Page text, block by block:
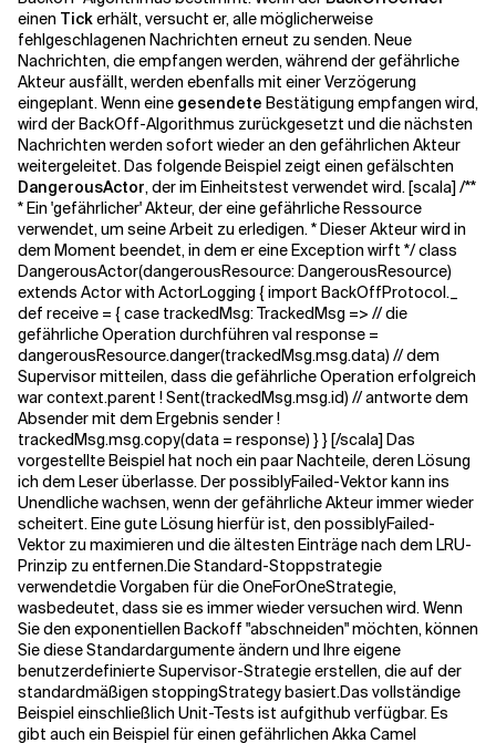
einen Tickerhält, versucht er, alle möglicherweise
fehlgeschlagenen Nachrichten erneut zu senden. Neue
Nachrichten, die empfangen werden, während der gefährliche
Akteur ausfällt, werden ebenfalls mit einer Verzögerung
eingeplant. Wenn eine gesendete Bestätigung empfangen wird,
wird der BackOff-Algorithmus zurückgesetzt und die nächsten
Nachrichten werden sofort wieder an den gefährlichen Akteur
weitergeleitet. Das folgende Beispiel zeigt einen gefälschten
DangerousActor, der im Einheitstest verwendet wird. [scala] /**
* Ein 'gefährlicher' Akteur, der eine gefährliche Ressource
verwendet, um seine Arbeit zu erledigen. * Dieser Akteur wird in
dem Moment beendet, in dem er eine Exception wirft */ class
DangerousActor(dangerousResource: DangerousResource)
extends Actor with ActorLogging { import BackOffProtocol._
def receive = { case trackedMsg: TrackedMsg => // die
gefährliche Operation durchführen val response =
dangerousResource.danger(trackedMsg.msg.data) // dem
Supervisor mitteilen, dass die gefährliche Operation erfolgreich
war context.parent ! Sent(trackedMsg.msg.id) // antworte dem
Absender mit dem Ergebnis sender !
trackedMsg.msg.copy(data = response) } } [/scala] Das
vorgestellte Beispiel hat noch ein paar Nachteile, deren Lösung
ich dem Leser überlasse. Der possiblyFailed-Vektor kann ins
Unendliche wachsen, wenn der gefährliche Akteur immer wieder
scheitert. Eine gute Lösung hierfür ist, den possiblyFailed-
Vektor zu maximieren und die ältesten Einträge nach dem LRU-
Prinzip zu entfernen.DieStandard-Stoppstrategie
verwendetdie Vorgaben für dieOneForOneStrategie,
wasbedeutet, dass sie es immer wieder versuchen wird. Wenn
Sie den exponentiellen Backoff "abschneiden" möchten, können
Sie diese Standardargumente ändern und Ihre eigene
benutzerdefinierte Supervisor-Strategie erstellen, die auf der
standardmäßigen stoppingStrategybasiert.Das vollständige
Beispiel einschließlich Unit-Tests ist aufgithub verfügbar. Es
gibt auch ein Beispiel für einen gefährlichen Akka Camel